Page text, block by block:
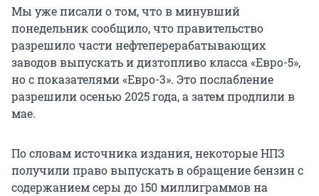
Мы уже писали о том, что в минувший
понедельник сообщило, что правительство
разрешило части нефтеперерабатывающих
заводов выпускать и дизтопливо класса «Евро-5»,
но с показателями «Евро-3». Это послабление
разрешили осенью 2025 года, а затем продлили в
мае.
По словам источника издания, некоторые НПЗ
получили право выпускать в обращение бензин с
содержанием серы до 150 миллиграммов на